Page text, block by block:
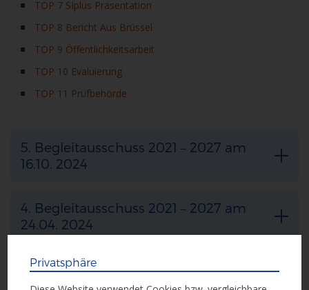
TOP 7 SIplus Präsentation
TOP 8 Bericht Aus Brüssel
TOP 9 Öffentlichkeitsarbeit
TOP 10 Evaluierung
TOP 11 Prüfbehörde
5. Begleitausschuss 2021 – 2027 am
16.10. 2024
4. Begleitausschuss 2021 – 2027 am
24.04. 2024
3. Begleitausschuss 2021 – 2027 am
09.11. 2023
Privatsphäre